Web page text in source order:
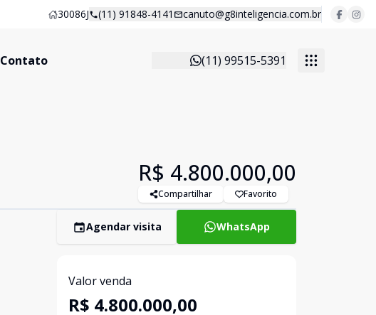
30086J (11) 91848-4141 canuto@g8inteligencia.com.br
Contato (11) 99515-5391
R$ 4.800.000,00
Compartilhar Favorito
Agendar visita WhatsApp
Valor venda
R$ 4.800.000,00